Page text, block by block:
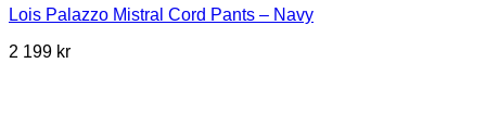
Lois Palazzo Mistral Cord Pants – Navy
2 199 kr